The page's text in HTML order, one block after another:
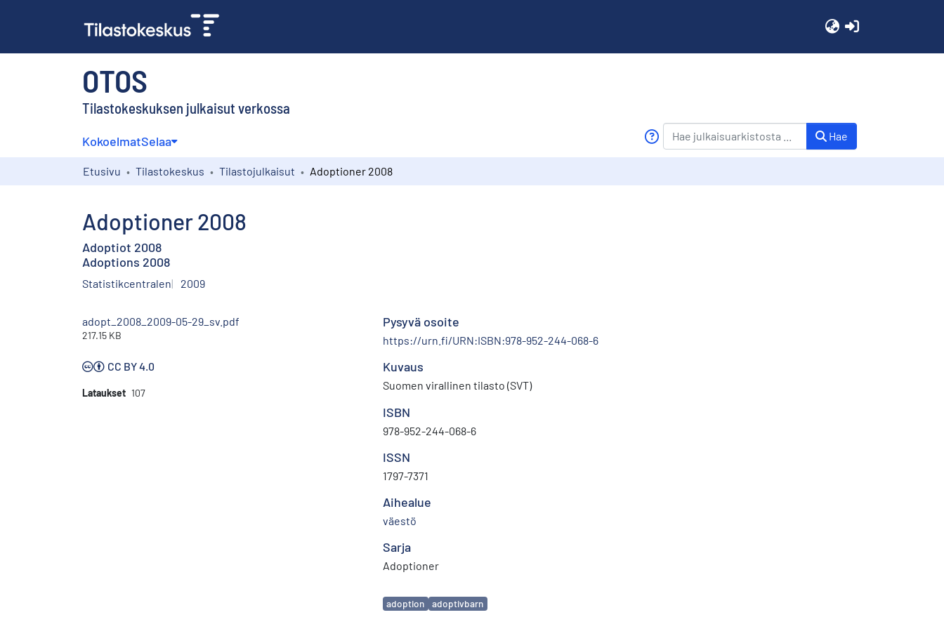
OTOS
Tilastokeskuksen julkaisut verkossa
KokoelmatSelaa Hae
Etusivu Tilastokeskus Tilastojulkaisut Adoptioner 2008
Adoptioner 2008
Adoptiot 2008
Adoptions 2008
Statistikcentralen 2009
adopt_2008_2009-05-29_sv.pdf
217.15 KB
CC BY 4.0
Lataukset 107
Pysyvä osoite
https://urn.fi/URN:ISBN:978-952-244-068-6
Kuvaus
Suomen virallinen tilasto (SVT)
ISBN
978-952-244-068-6
ISSN
1797-7371
Aihealue
väestö
Sarja
Adoptioner
Avainsanat
adoption adoptivbarn